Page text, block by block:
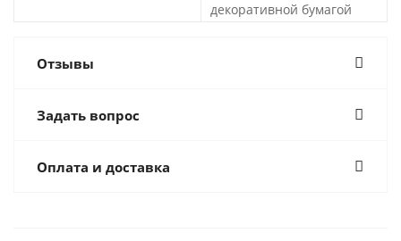
декоративной бумагой
Отзывы
Задать вопрос
Оплата и доставка